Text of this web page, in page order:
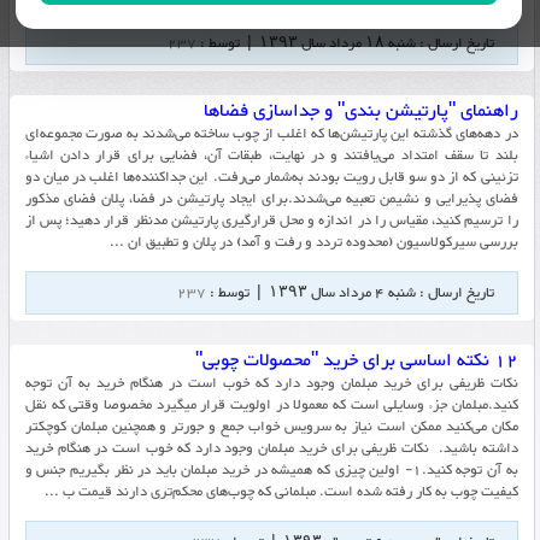
تاریخ ارسال : شنبه ۱۸ مرداد سال ۱۳۹۳ | توسط :
237
راهنمای "پارتیشن بندی" و جداسازی فضاها
در دهه‌های گذشته این پارتیشن‌ها که اغلب از چوب ساخته می‌شدند به صورت مجموعه‌ای
بلند تا سقف امتداد می‌یافتند و در نهایت، طبقات آن، فضایی برای قرار دادن اشیاء
تزئینی که از دو سو قابل رویت بودند به‌شمار می‌رفت. این جداکننده‌ها اغلب در میان دو
فضای پذیرایی و نشیمن تعبیه می‌شدند.برای ایجاد پارتیشن در فضا، پلان فضای مذکور
را ترسیم کنید، مقیاس را در اندازه و محل قرارگیری پارتیشن مدنظر قرار دهید؛ پس از
بررسی سیرکولاسیون (محدوده تردد و رفت و آمد) در پلان و تطبیق ان ...
تاریخ ارسال : شنبه ۴ مرداد سال ۱۳۹۳ | توسط :
237
12 نکته اساسی برای خرید "محصولات چوبی"
نکات ظریفی برای خرید مبلمان وجود دارد که خوب است در هنگام خرید به آن توجه
کنید.مبلمان جزء وسایلی است که معمولا در اولویت قرار میگیرد مخصوصا وقتی که نقل
مکان می‌کنید ممکن است نیاز به سرویس خواب جمع و جورتر و همچنین مبلمان کوچکتر
داشته باشید. نکات ظریفی برای خرید مبلمان وجود دارد که خوب است در هنگام خرید
به آن توجه کنید.1- اولین چیزی که همیشه در خرید مبلمان باید در نظر بگیریم جنس و
کیفیت چوب به کار رفته شده است. مبلمانی که چوب‌های محکم‌تری دارند قیمت ب ...